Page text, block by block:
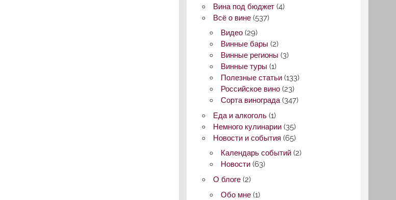
Вина под бюджет (4)
Всё о вине (537)
Видео (29)
Винные бары (2)
Винные регионы (3)
Винные туры (1)
Полезные статьи (133)
Российское вино (23)
Сорта винограда(347)
Еда и алкоголь (1)
Немного кулинарии (35)
Новости и события (65)
Календарь событий (2)
Новости (63)
О блоге (2)
Обо мне (1)